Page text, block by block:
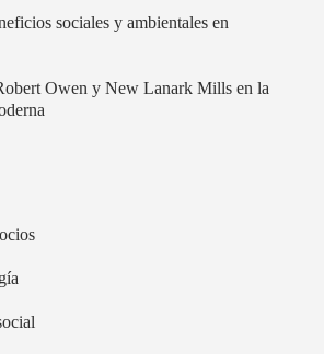
sociales y ambientales en
Owen y New Lanark Mills en la